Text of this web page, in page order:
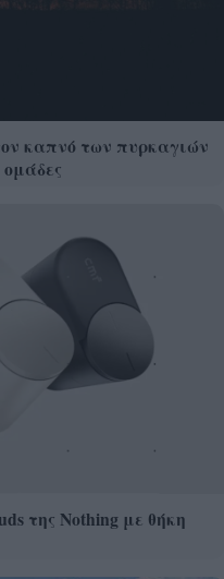
καπνό των πυρκαγιών
της Nothing με θήκη